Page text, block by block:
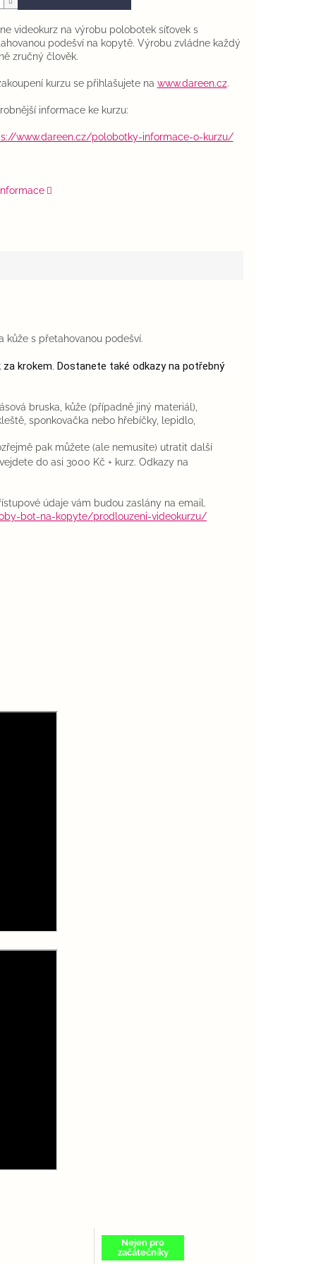
videokurz na výrobu polobotek síťovek s
podešví na kopytě. Výrobu zvládne každý
zručný člověk.
kurzu se přihlašujete na www.dareen.cz.
informace ke kurzu:
www.dareen.cz/polobotky-informace-o-kurzu/
kůže s přetahovanou podešví.
krokem. Dostanete také odkazy na potřebný
bruska, kůže (případně jiný materiál),
sponkovačka nebo hřebíčky, lepidlo,
pak můžete (ale nemusíte) utratit další
do asi 3000 Kč + kurz. Odkazy na
údaje vám budou zaslány na email.
bot-na-kopyte/prodlouzeni-videokurzu/
Nejen pro
začátečníky